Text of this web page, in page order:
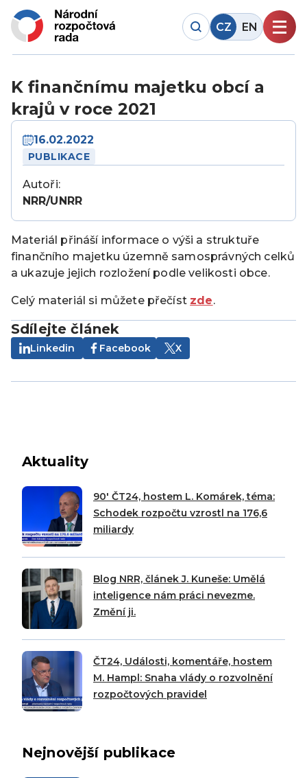
CZ EN
K finančnímu majetku obcí a
krajů v roce 2021
16.02.2022
PUBLIKACE
Autoři:
NRR/UNRR
Materiál přináší informace o výši a struktuře
finančního majetku územně samosprávných celků
a ukazuje jejich rozložení podle velikosti obce.
Celý materiál si můžete přečíst zde.
Sdílejte článek
Linkedin Facebook X
Aktuality
90′ ČT24, hostem L. Komárek, téma:
Schodek rozpočtu vzrostl na 176,6
miliardy
Blog NRR, článek J. Kuneše: Umělá
inteligence nám práci nevezme.
Změní ji.
ČT24, Události, komentáře, hostem
M. Hampl: Snaha vlády o rozvolnění
rozpočtových pravidel
Nejnovější publikace